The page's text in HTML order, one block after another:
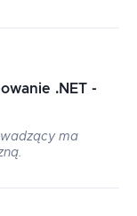
.NET -
ma